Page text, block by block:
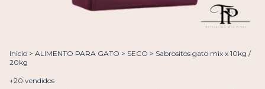
Inicio > ALIMENTO PARA GATO > SECO > Sabrositos gato mix x 10kg /
20kg
+20 vendidos